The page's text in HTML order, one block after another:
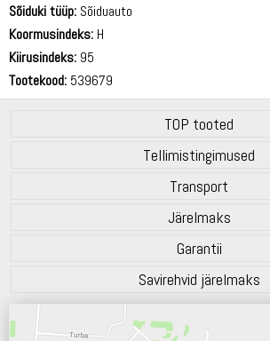
Sõiduki tüüp: Sõiduauto
Koormusindeks: H
Kiirusindeks: 95
Tootekood: 539679
TOP tooted
Tellimistingimused
Transport
Järelmaks
Garantii
Savirehvid järelmaks